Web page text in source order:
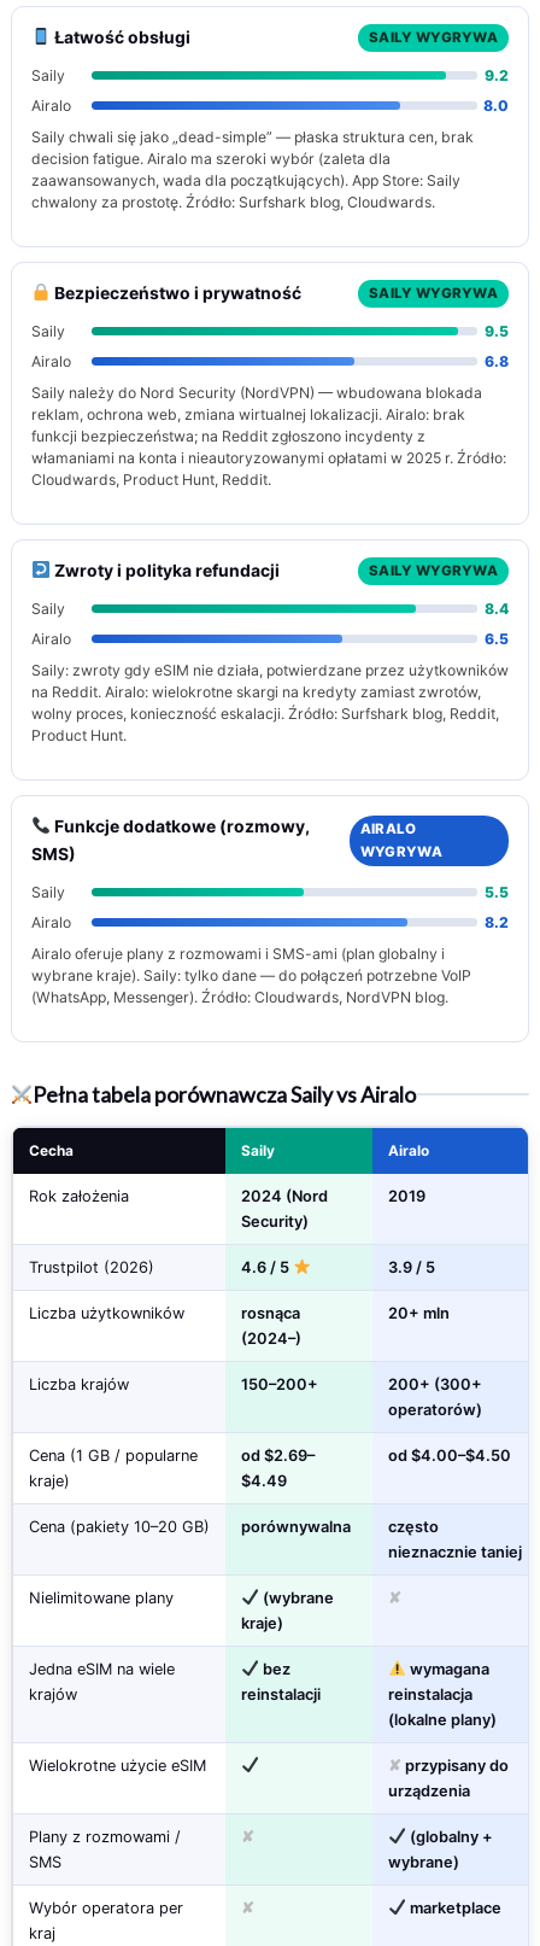
Łatwość obsługi SAILY WYGRYWA
Saily
9.2
Airalo
8.0
Saily chwali się jako „dead-simple” — płaska struktura cen, brak
decision fatigue. Airalo ma szeroki wybór (zaleta dla
zaawansowanych, wada dla początkujących). App Store: Saily
chwalony za prostotę. Źródło: Surfshark blog, Cloudwards.
Bezpieczeństwo i prywatność SAILY WYGRYWA
Saily
9.5
Airalo
6.8
Saily należy do Nord Security (NordVPN) — wbudowana blokada
reklam, ochrona web, zmiana wirtualnej lokalizacji. Airalo: brak
funkcji bezpieczeństwa; na Reddit zgłoszono incydenty z
włamaniami na konta i nieautoryzowanymi opłatami w 2025 r. Źródło:
Cloudwards, Product Hunt, Reddit.
Zwroty i polityka refundacji SAILY WYGRYWA
Saily
8.4
Airalo
6.5
Saily: zwroty gdy eSIM nie działa, potwierdzane przez użytkowników
na Reddit. Airalo: wielokrotne skargi na kredyty zamiast zwrotów,
wolny proces, konieczność eskalacji. Źródło: Surfshark blog, Reddit,
Product Hunt.
Funkcje dodatkowe (rozmowy,
SMS)
AIRALO
WYGRYWA
Saily
5.5
Airalo
8.2
Airalo oferuje plany z rozmowami i SMS-ami (plan globalny i
wybrane kraje). Saily: tylko dane — do połączeń potrzebne VoIP
(WhatsApp, Messenger). Źródło: Cloudwards, NordVPN blog.
Pełna tabela porównawcza Saily vs Airalo
Cecha Saily Airalo
Rok założenia
2024 (Nord
Security)
2019
Trustpilot (2026) 4.6 / 5 3.9 / 5
Liczba użytkowników
rosnąca
(2024–)
20+ mln
Liczba krajów 150–200+
200+ (300+
operatorów)
Cena (1 GB / popularne
kraje)
od $2.69–
$4.49
od $4.00–$4.50
Cena (pakiety 10–20 GB) porównywalna
często
nieznacznie taniej
Nielimitowane plany
(wybrane
kraje)
✘
Jedna eSIM na wiele
krajów
bez
reinstalacji
wymagana
reinstalacja
(lokalne plany)
Wielokrotne użycie eSIM ✘ przypisany do
urządzenia
Plany z rozmowami /
SMS
✘
(globalny +
wybrane)
Wybór operatora per
kraj
✘ marketplace